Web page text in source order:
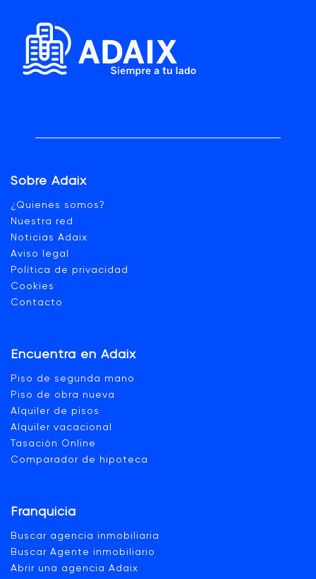
Sobre Adaix
¿Quienes somos?
Nuestra red
Noticias Adaix
Aviso legal
Política de privacidad
Cookies
Contacto
Encuentra en Adaix
Piso de segunda mano
Piso de obra nueva
Alquiler de pisos
Alquiler vacacional
Tasación Online
Comparador de hipoteca
Franquicia
Buscar agencia inmobiliaria
Buscar Agente inmobiliario
Abrir una agencia Adaix